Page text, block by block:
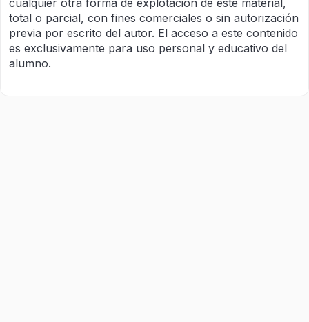
cualquier otra forma de explotación de este material,
total o parcial, con fines comerciales o sin autorización
previa por escrito del autor. El acceso a este contenido
es exclusivamente para uso personal y educativo del
alumno.